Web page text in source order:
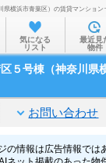
お部屋を探す
沿線・駅か
住所から
家賃相場か
横浜市青葉区）の賃貸マンション
気になる
リスト
最近見
物件
５号棟（神奈川県
お問い合わせ
の情報は広告情報では